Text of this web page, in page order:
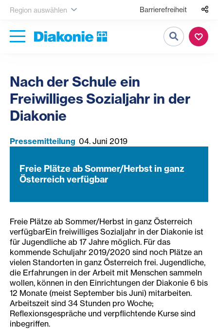
Region auswählen Barrierefreiheit
Suche
Nach der Schule ein
Freiwilliges Sozialjahr in der
Diakonie
Pressemitteilung 04. Juni 2019
Freie Plätze ab Sommer/Herbst in ganz
Österreich verfügbar
Freie Plätze ab Sommer/Herbst in ganz Österreich
verfügbarEin freiwilliges Sozialjahr in der Diakonie ist
für Jugendliche ab 17 Jahre möglich. Für das
kommende Schuljahr 2019/2020 sind noch Plätze an
vielen Standorten in ganz Österreich frei. Jugendliche,
die Erfahrungen in der Arbeit mit Menschen sammeln
wollen, können in den Einrichtungen der Diakonie 6 bis
12 Monate (meist September bis Juni) mitarbeiten.
Arbeitszeit sind 34 Stunden pro Woche;
Reflexionsgespräche und verpflichtende Kurse sind
inbegriffen.